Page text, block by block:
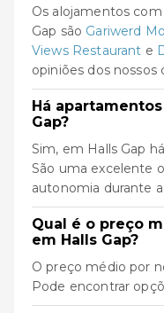
Os alojamentos
Gap são Gariwerd
Views Restaurant e
opiniões dos nossos
Há
Gap?
Sim, em Halls Gap
São uma excelente
autonomia durante
Qual é o preço
em Halls Gap?
O preço médio por
Pode encontrar